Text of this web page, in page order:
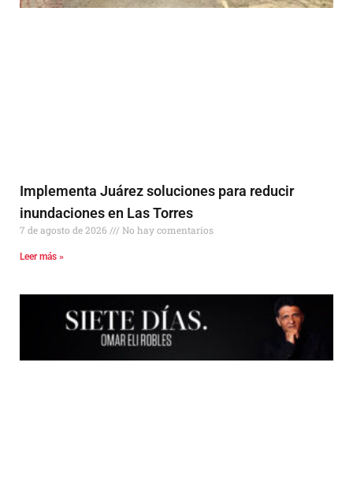
Implementa Juárez soluciones para reducir
inundaciones en Las Torres
7 de agosto de 2026 No hay comentarios
Leer más »